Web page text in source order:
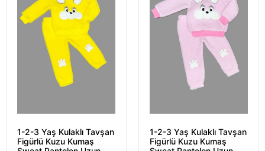
1-2-3 Yaş Kulaklı Tavşan
Figürlü Kuzu Kumaş
1-2-3 Yaş Kulaklı Tavşan
Figürlü Kuzu Kumaş